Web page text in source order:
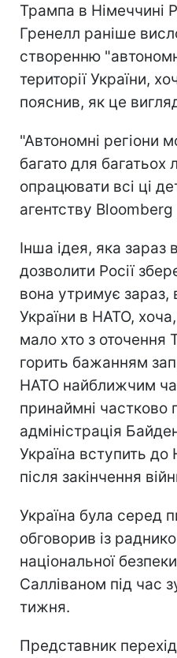
Трампа в Німеччині
Гренелл раніше
створенню
території України,
пояснив, як це
"Автономні регіони
багато для багатьох
опрацювати всі ці
агентству Bloomberg
Інша ідея, яка зараз
дозволити Росії
вона утримує зараз,
України в НАТО,
мало хто з оточення
горить бажанням
НАТО найближчим
принаймні частково
адміністрація
Україна вступить до
після закінчення
Україна була серед
обговорив із
національної
Салліваном під час
тижня.
Представник